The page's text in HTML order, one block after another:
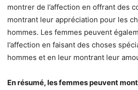
montrer de l’affection en offrant des
montrant leur appréciation pour les
hommes. Les femmes peuvent
l’affection en faisant des choses
hommes et en leur montrant leur
En résumé, les femmes peuvent